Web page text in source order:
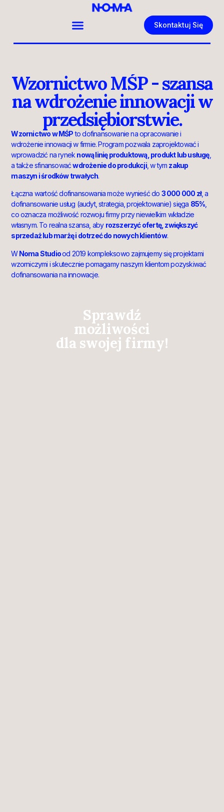
Skontaktuj Się
Wzornictwo MŚP - szansa
na wdrożenie innowacji w
przedsiębiorstwie.
Wzornictwo w MŚPto dofinansowanie na opracowanie i
wdrożenie innowacji w firmie. Program pozwala zaprojektować i
wprowadzić na rynek nową linię produktową, produkt lub usługę,
a także sfinansowaćwdrożenie do produkcji, w tym zakup
maszyn i środków trwałych.
Łączna wartość dofinansowania może wynieść do 3 000 000 zł, a
dofinansowanie usług (audyt, strategia, projektowanie) sięga 85%
co oznacza możliwość rozwoju firmy przy niewielkim wkładzie
własnym. To realna szansa, aby rozszerzyć ofertę, zwiększyć
sprzedaż lub marżę i dotrzeć do nowych klientów.
WNoma Studiood 2019 kompleksowo zajmujemy się projektami
wzorniczymi i skutecznie pomagamy naszym klientom pozyskiwać
dofinansowania na innowacje.
Sprawdź
możliwości
dla swojej firmy!